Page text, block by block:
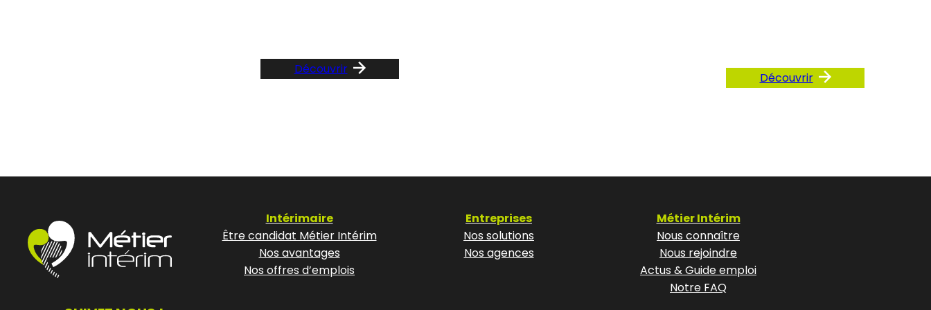
Découvrir
Découvrir
Intérimaire
Être candidat Métier Intérim
Nos avantages
Nos offres d’emplois
Entreprises
Nos solutions
Nos agences
Métier Intérim
Nous connaître
Nous rejoindre
Actus & Guide emploi
Notre FAQ